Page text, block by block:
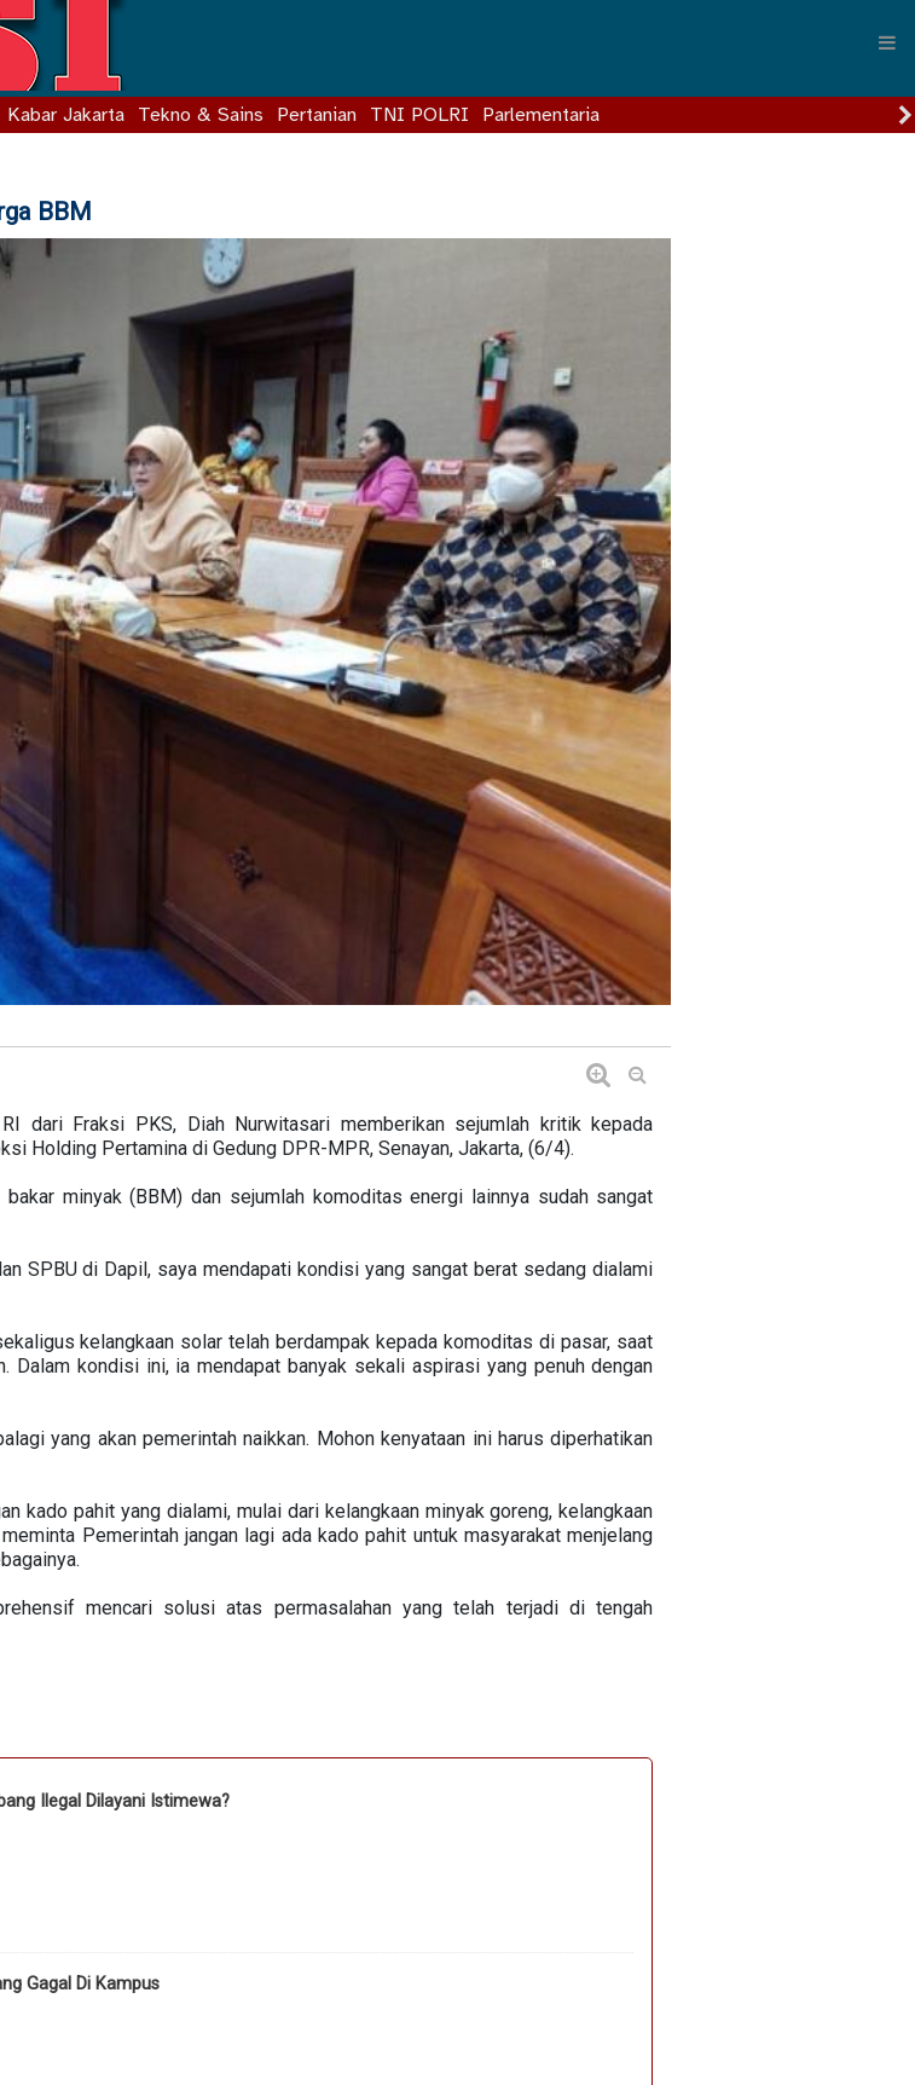
Kabar Jakarta Tekno & Sains Pertanian TNI POLRI Parlementaria
BBM
dari Fraksi PKS, Diah Nurwitasari memberikan sejumlah kritik kepada
Holding Pertamina di Gedung DPR-MPR, Senayan, Jakarta, (6/4).
bakar minyak (BBM) dan sejumlah komoditas energi lainnya sudah sangat
SPBU di Dapil, saya mendapati kondisi yang sangat berat sedang dialami
kelangkaan solar telah berdampak kepada komoditas di pasar, saat
Dalam kondisi ini, ia mendapat banyak sekali aspirasi yang penuh dengan
yang akan pemerintah naikkan. Mohon kenyataan ini harus diperhatikan
kado pahit yang dialami, mulai dari kelangkaan minyak goreng, kelangkaan
Pemerintah jangan lagi ada kado pahit untuk masyarakat menjelang
mencari solusi atas permasalahan yang telah terjadi di tengah
Ilegal Dilayani Istimewa?
Gagal Di Kampus